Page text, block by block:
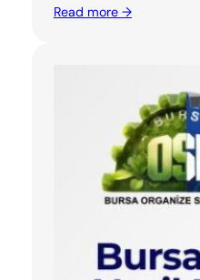
Read more →